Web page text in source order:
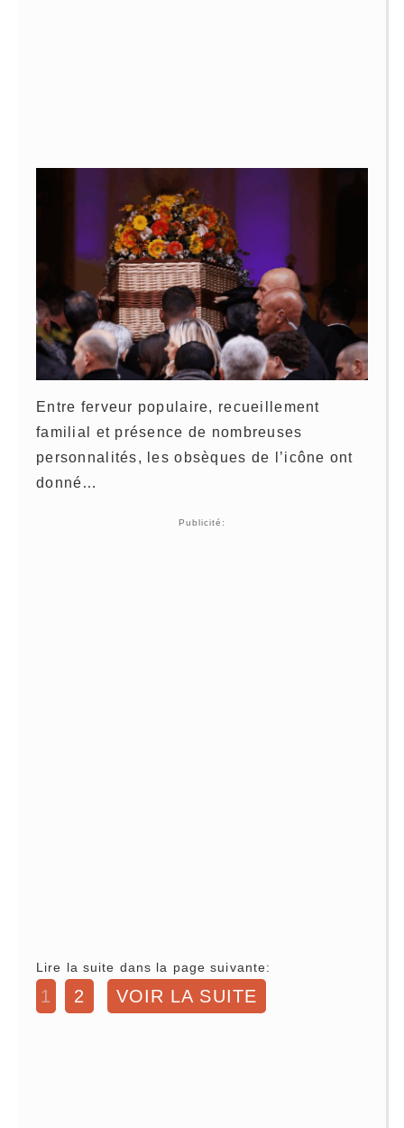
Entre ferveur populaire, recueillement
familial et présence de nombreuses
personnalités, les obsèques de l’icône ont
donné…
Publicité:
Lire la suite dans la page suivante:
1 2 VOIR LA SUITE